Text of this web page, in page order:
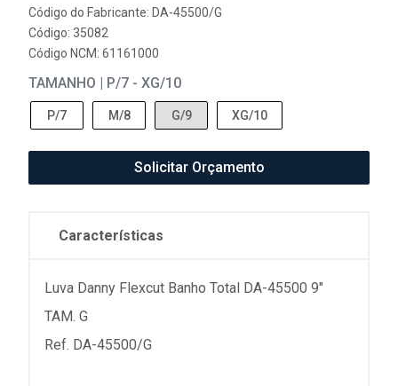
Código do Fabricante: DA-45500/G
Código: 35082
Código NCM: 61161000
TAMANHO | P/7 - XG/10
P/7 M/8 G/9 XG/10
Solicitar Orçamento
Características
Luva Danny Flexcut Banho Total DA-45500 9"
TAM. G
Ref. DA-45500/G